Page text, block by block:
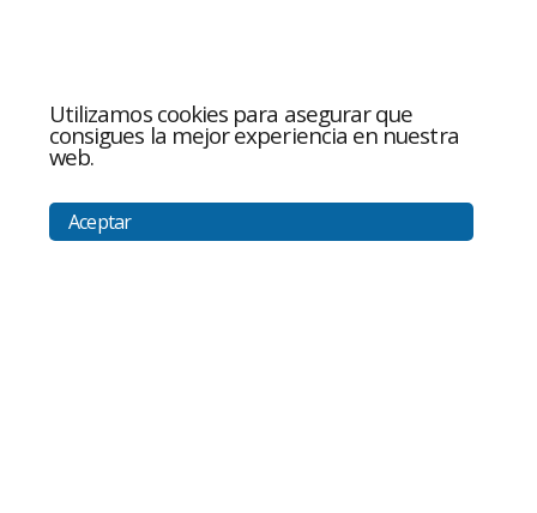
Utilizamos cookies para asegurar que
consigues la mejor experiencia en nuestra
web.
Aceptar